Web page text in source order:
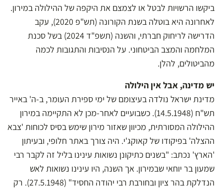
ביקשו הרשויות לבטל או לצמצם את היקפה של ההילולה במירון.
לאחרונה היא בוטלה בשנת הקורונה (תש"פ 2020), עקב
הדרישה לריחוק חברתי, והשנה (תשפ"ד 2024) בשל סכנת
המלחמה והמצב הביטחוני. על הנסיבות והתגובות לכמה
מהביטולים, להלן.
יש מדינה, אבל אין הילולה
מדינת ישראל נולדה בעיצומם של ימי ספירת העומר, ב-ה' באייר
תש"ח (14.5.1948). כשבועיים לאחר-מכן לא התקיימה במירון
ההילולה המסורתית, מכיוון שאזור מירון שימש בסיס לכוחות 'צבא
ההצלה' בפיקודו של קאוקג'י. היה צורך באתר חלופי, ובעיתון
'הארץ' נכתב: "בשנים כתיקונן נשואות עינינו בליל זה לקבר רבי
שמעון בר יוחאי שבמירון. אך השנה, היו עינינו נשואות לאש
הנדלקת בהר ציון ובחורבת רבי יהודה החסיד" (27.5.1948). רק